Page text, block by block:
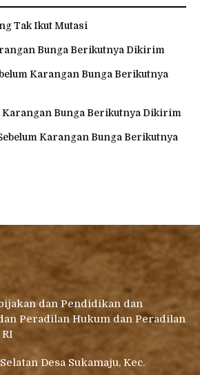
Tak Ikut Mutasi
Bunga Berikutnya Dikirim
Karangan Bunga Berikutnya
Karangan Bunga Berikutnya Dikirim
Karangan Bunga Berikutnya
dan Pendidikan dan
Peradilan Hukum dan Peradilan
Desa Sukamaju, Kec.